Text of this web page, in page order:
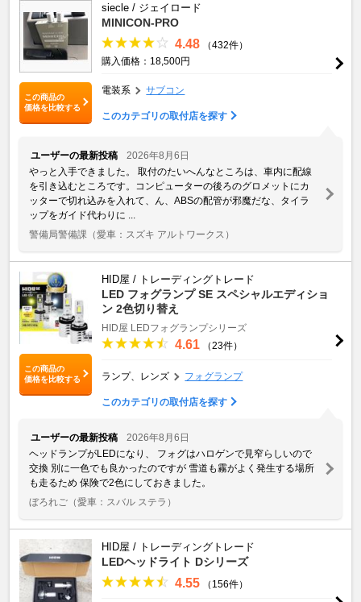
この商品の
価格を比較する
siecle / ジェイロード
MINICON-PRO
4.48
（432件）
購入価格：18,500円
電装系 サブコン
このカテゴリの取付店を探す
ユーザーの最新投稿
2026年8月6日
やっと入手できました。 取付のたいへんなところは、車内に配線
を引き込むところです。コンピューターの後ろのグロメットにカ
ッターで切れ込みを入れて、ん、ABSの配管が邪魔だな、タイラ
ップをガイド代わりに ...
警備局警備課 （愛車：スズキ アルトワークス）
この商品の
価格を比較する
HID屋 / トレーディングトレード
LED フォグランプ SE スペシャルエディショ
ン 2色切り替え
HID屋 LEDフォグランプシリーズ
4.61 （23件）
ランプ、レンズ フォグランプ
このカテゴリの取付店を探す
ユーザーの最新投稿
2026年8月6日
ヘッドランプがLEDになり、 フォグはハロゲンで見窄らしいので
交換 別に一色でも良かったのですが 雪道も霧がよく発生する場所
も走るため 保険で2色にしておきました。
ぼろれご （愛車：スバル ステラ）
HID屋 / トレーディングトレード
LEDヘッドライト Dシリーズ
4.55 （156件）